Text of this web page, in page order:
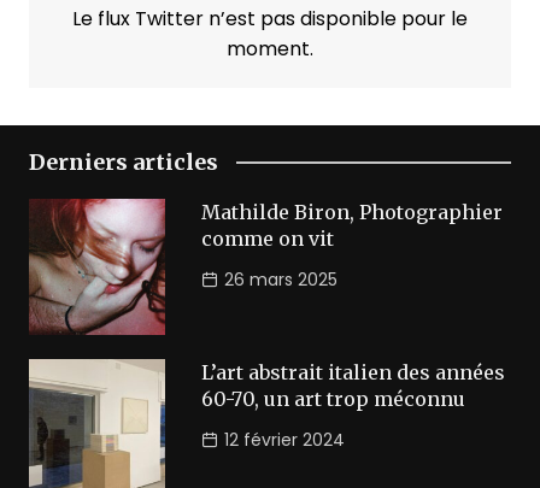
Le flux Twitter n’est pas disponible pour le
moment.
Derniers articles
Mathilde Biron, Photographier
comme on vit
26 mars 2025
L’art abstrait italien des années
60-70, un art trop méconnu
12 février 2024